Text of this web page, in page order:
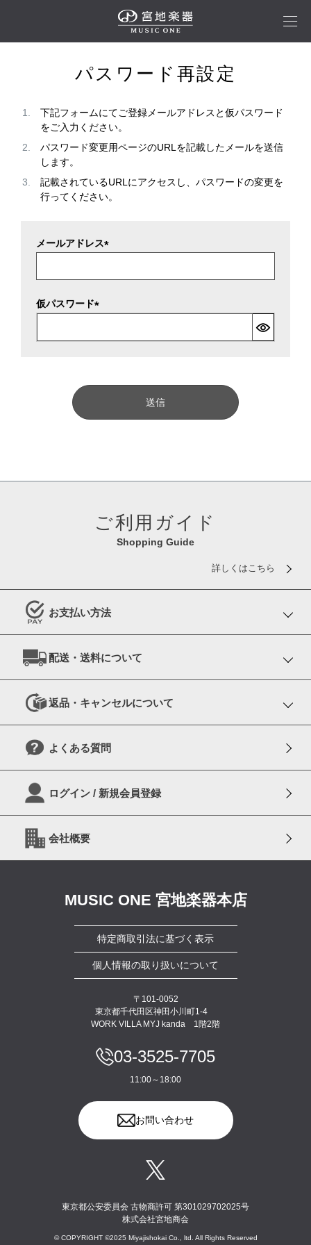
パスワード再設定
下記フォームにてご登録メールアドレスと仮パスワード
をご入力ください。
パスワード変更用ページのURLを記載したメールを送信
します。
記載されているURLにアクセスし、パスワードの変更を
行ってください。
メールアドレス
仮パスワード
送信
ご利用ガイド
Shopping Guide
詳しくはこちら
お支払い方法
配送・送料について
返品・キャンセルについて
よくある質問
ログイン / 新規会員登録
会社概要
MUSIC ONE 宮地楽器本店
特定商取引法に基づく表示
個人情報の取り扱いについて
〒101-0052
東京都千代田区神田小川町1-4
WORK VILLA MYJ kanda 1階2階
03-3525-7705
11:00～18:00
お問い合わせ
東京都公安委員会 古物商許可 第301029702025号
株式会社宮地商会
© COPYRIGHT ©2025 Miyajishokai Co., ltd. All Rights Reserved